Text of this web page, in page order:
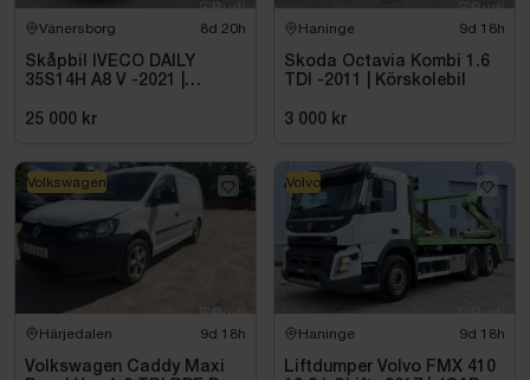
Vänersborg 8d 20h
Skåpbil IVECO DAILY
35S14H A8 V -2021 |
25 000 kr
Haninge 9d 18h
Skoda Octavia Kombi 1.6
TDI -2011 | Körskolebil
3 000 kr
Härjedalen 9d 18h
Volkswagen Caddy Maxi
Volkswagen
Haninge 9d 18h
Liftdumper Volvo FMX 410
Volvo